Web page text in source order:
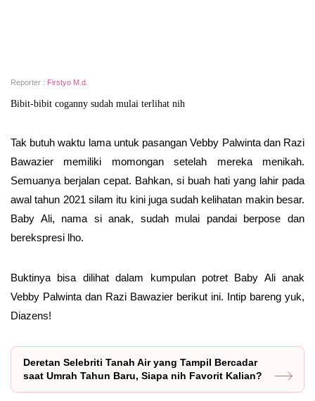
Reporter : Firstyo M.d.
Bibit-bibit coganny sudah mulai terlihat nih
Tak butuh waktu lama untuk pasangan Vebby Palwinta dan Razi
Bawazier memiliki momongan setelah mereka menikah.
Semuanya berjalan cepat. Bahkan, si buah hati yang lahir pada
awal tahun 2021 silam itu kini juga sudah kelihatan makin besar.
Baby Ali, nama si anak, sudah mulai pandai berpose dan
berekspresi lho.
Buktinya bisa dilihat dalam kumpulan potret Baby Ali anak
Vebby Palwinta dan Razi Bawazier berikut ini. Intip bareng yuk,
Diazens!
Deretan Selebriti Tanah Air yang Tampil Bercadar
saat Umrah Tahun Baru, Siapa nih Favorit Kalian?